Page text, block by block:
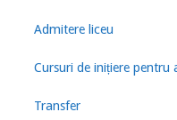
Admitere liceu
Cursuri de inițiere pentru
Transfer